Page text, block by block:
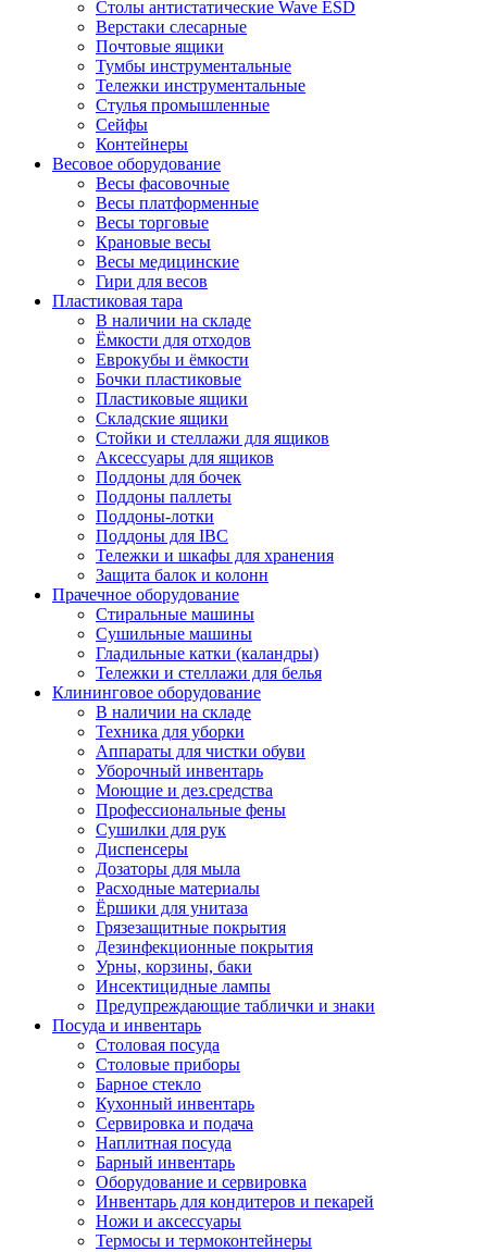
Столы антистатические Wave ESD
Верстаки слесарные
Почтовые ящики
Тумбы инструментальные
Тележки инструментальные
Стулья промышленные
Сейфы
Контейнеры
Весовое оборудование
Весы фасовочные
Весы платформенные
Весы торговые
Крановые весы
Весы медицинские
Гири для весов
Пластиковая тара
В наличии на складе
Ёмкости для отходов
Еврокубы и ёмкости
Бочки пластиковые
Пластиковые ящики
Складские ящики
Стойки и стеллажи для ящиков
Аксессуары для ящиков
Поддоны для бочек
Поддоны паллеты
Поддоны-лотки
Поддоны для IBC
Тележки и шкафы для хранения
Защита балок и колонн
Прачечное оборудование
Стиральные машины
Сушильные машины
Гладильные катки (каландры)
Тележки и стеллажи для белья
Клининговое оборудование
В наличии на складе
Техника для уборки
Аппараты для чистки обуви
Уборочный инвентарь
Моющие и дез.средства
Профессиональные фены
Сушилки для рук
Диспенсеры
Дозаторы для мыла
Расходные материалы
Ёршики для унитаза
Грязезащитные покрытия
Дезинфекционные покрытия
Урны, корзины, баки
Инсектицидные лампы
Предупреждающие таблички и знаки
Посуда и инвентарь
Столовая посуда
Столовые приборы
Барное стекло
Кухонный инвентарь
Сервировка и подача
Наплитная посуда
Барный инвентарь
Оборудование и сервировка
Инвентарь для кондитеров и пекарей
Ножи и аксессуары
Термосы и термоконтейнеры